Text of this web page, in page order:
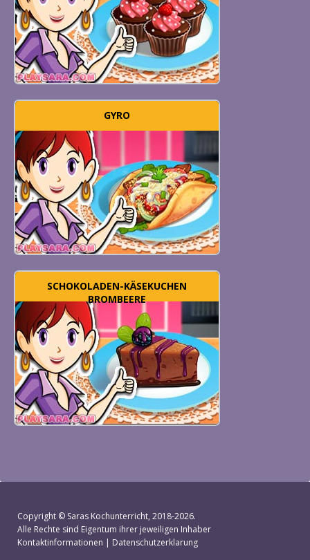
GYRO
SCHOKOLADEN-KÄSEKUCHEN
BROMBEERE
Copyright © Saras Kochunterricht, 2018-2026.
Alle Rechte sind Eigentum ihrer jeweiligen Inhaber
Kontaktinformationen | Datenschutzerklarung